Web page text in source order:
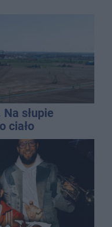
słupie
ciało